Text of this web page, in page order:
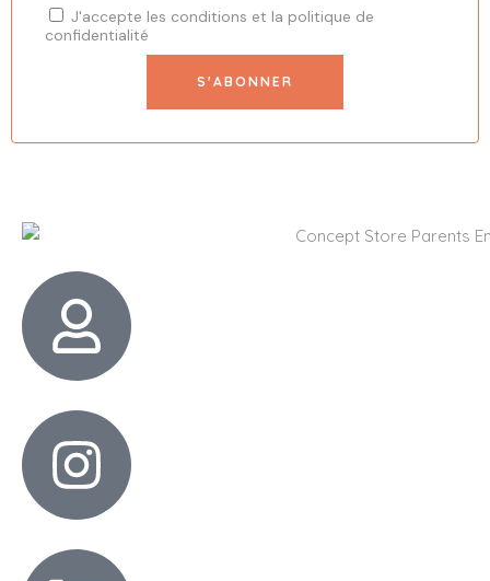
J'accepte les conditions et la politique de
confidentialité